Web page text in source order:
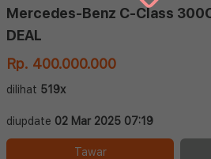
Mercedes-Benz C-Class 300CE NEGO SAMPAI
DEAL
Rp. 400.000.000
dilihat 519x
diupdate 02 Mar 2025 07:19
Tawar